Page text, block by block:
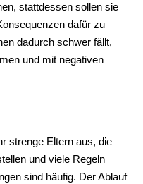
stattdessen sollen sie
dafür zu
dadurch schwer fällt,
und mit negativen
strenge Eltern aus, die
und viele Regeln
sind häufig. Der Ablauf